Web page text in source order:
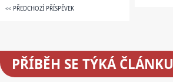
<< PŘEDCHOZÍ PŘÍSPĚVEK
PŘÍBĚH SE TÝKÁ ČLÁNKU